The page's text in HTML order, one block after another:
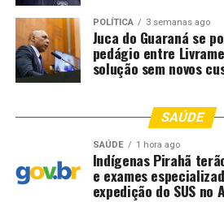
Solicitar orçamento formal
pedido.
A entidade também recomenda
boletim de ocorrência e
suspeitas.
Comentários
POLÍTICA 3 semanas ago
Juca do Guaraná se
pedágio entre
solução sem novos
SAÚDE
SAÚDE 1 hora ago
Indígenas Pirahã
e exames
expedição do SUS no